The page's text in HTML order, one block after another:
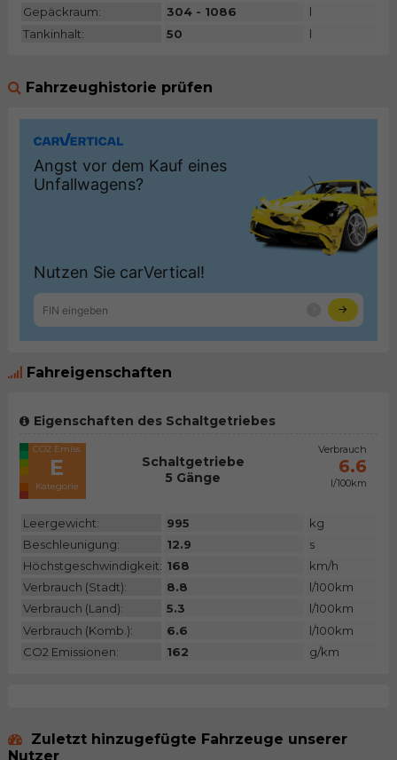
Gepäckraum:
304 - 1086
l
Tankinhalt:
50 l
Fahrzeughistorie prüfen
Fahreigenschaften
Eigenschaften des Schaltgetriebes
CO2 Emiss.
E
Kategorie
Schaltgetriebe
5 Gänge
Verbrauch
6.6
l/100km
Leergewicht: 995
kg
Beschleunigung:
12.9
s
Höchstgeschwindigkeit: 168
km/h
Verbrauch (Stadt):
8.8
l/100km
Verbrauch (Land):
5.3
l/100km
Verbrauch (Komb.):
6.6
l/100km
CO2 Emissionen:
162 g/km
Zuletzt hinzugefügte Fahrzeuge unserer
Nutzer